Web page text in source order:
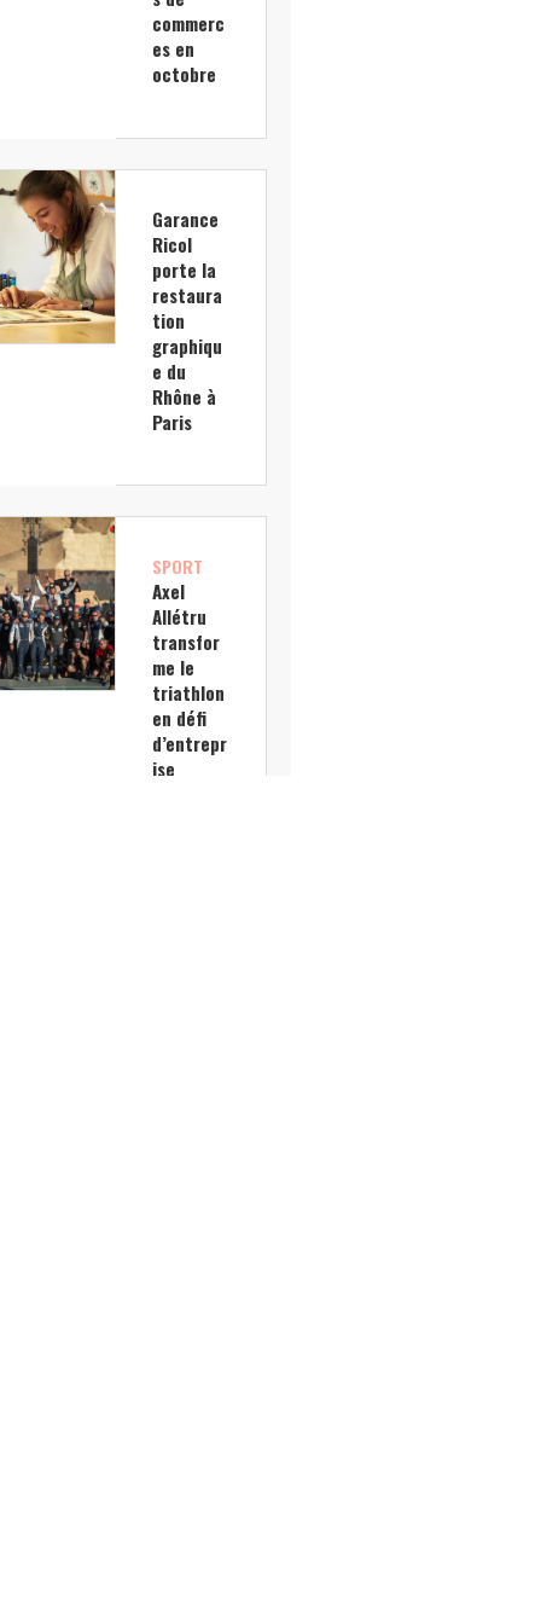
commerc
es en
octobre
Garance
Ricol
porte la
restaura
tion
graphiqu
e du
Rhône à
Paris
SPORT
Axel
Allétru
transfor
me le
triathlon
en défi
d’entrepr
ise